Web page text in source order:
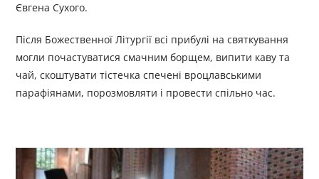
Євгена Сухого.
Після Божественної Літургії всі прибулі на святкування
могли почастуватися смачним борщем, випити каву та
чай, скоштувати тістечка спечені вроцлавськими
парафіянами, порозмовляти і провести спільно час.